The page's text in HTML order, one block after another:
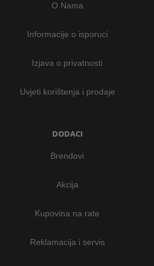
O Nama
Informacije o isporuci
Izjava o privatnosti
Uvjeti korištenja i prodaje
DODACI
Brendovi
Akcija
Kupovina na rate
Reklamacija i servis